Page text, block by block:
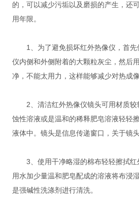
的，可以减少污垢以及磨损的产生，还
用年限。
1、为了避免损坏红外热像仪，首先
仪内侧和外侧附着的大颗粒灰尘，然后
净，不能太用力，这样能够减少对热成
2、清洁红外热像仪镜头可用材质较
蚀性溶液或是温和的稀释肥皂溶液轻轻
液体中。镜头是信息传递窗口，关于镜
3、使用干净略湿的棉布轻轻擦拭红
用水加少量温和肥皂配成的溶液将布浸
是强碱性洗涤剂进行清洗。